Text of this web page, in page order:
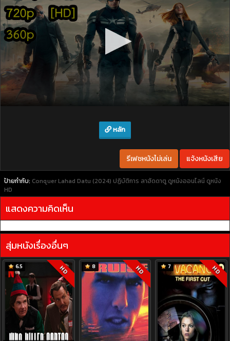
หลัก
รีเฟชหนังไม่เล่น แจ้งหนังเสีย
ป้ายกำกับ: Conquer Lahad Datu (2024) ปฏิบัติการ ลาฮัดดาตู ดูหนังออนไลน์ ดูหนัง
HD
แสดงความคิดเห็น
สุ่มหนังเรื่องอื่นๆ
6.5 HD 8 HD 7 HD